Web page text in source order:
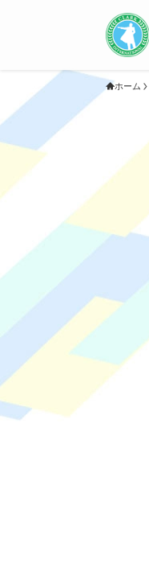
ホーム